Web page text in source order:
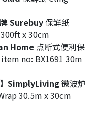
Surebuy保鲜纸
x 30cm
Home 点断式便利保
no: BX1691 30m
】SimplyLiving微波炉
30.5m x 30cm